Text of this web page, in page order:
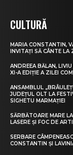
CULTURĂ
MARIA CONSTANTIN,
INVITAȚI SĂ CÂNTE LA
ANDREEA BĂLAN,
XI-A EDIȚIE A ZILEI
ANSAMBLUL
JUDEȚUL OLT LA
SIGHETU MARMAȚIEI
SĂRBĂTOARE MARE
LASERE ȘI FOC DE
SERBARE
CONSTANTIN ȘI